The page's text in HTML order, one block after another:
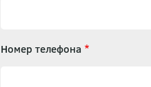
Номер телефона